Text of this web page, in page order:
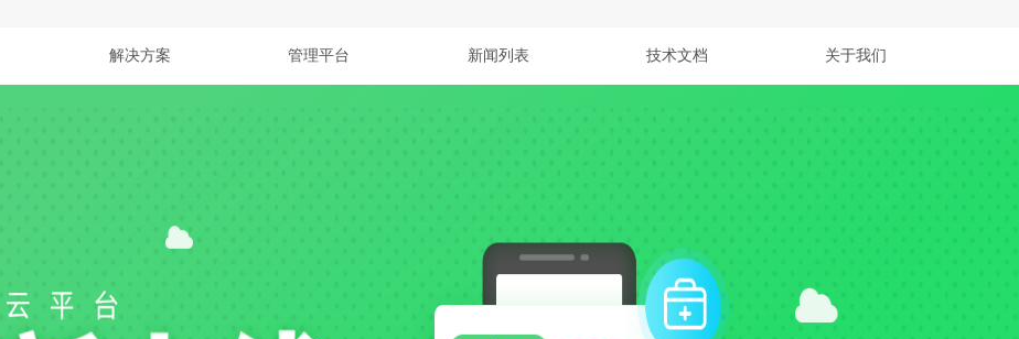
解决方案 管理平台 新闻列表 技术文档 关于我们